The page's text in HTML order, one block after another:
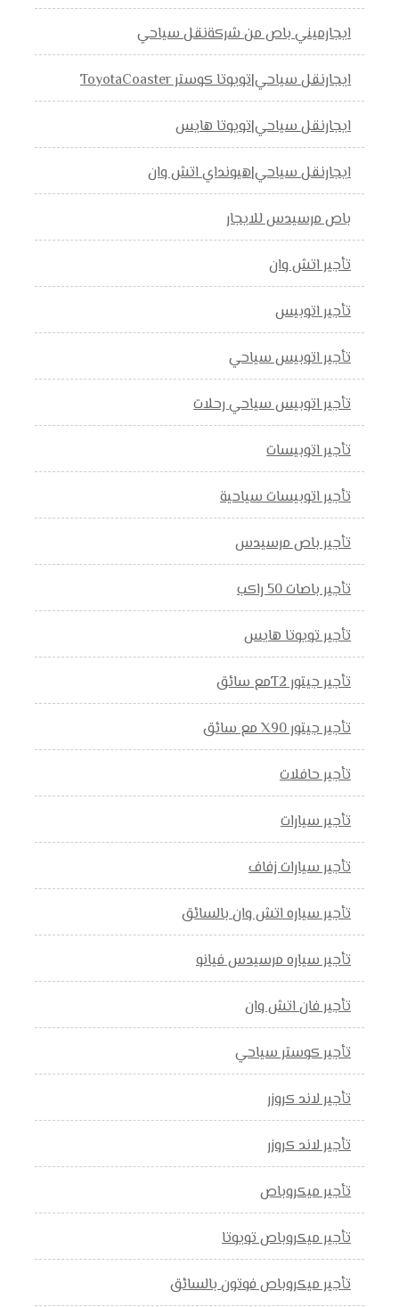
ايجارميني باص من شركةنقل سياحي
ايجارنقل سياحي|تويوتا كوستر ToyotaCoaster
ايجارنقل سياحي|تويوتا هايس
ايجارنقل سياحي|هيونداي اتش وان
باص مرسيدس للايجار
تأجير اتش وان
تأجير اتوبيس
تأجير اتوبيس سياحي
تأجير اتوبيس سياحي رحلات
تأجير اتوبيسات
تأجير اتوبيسات سياحية
تأجير باص مرسيدس
تأجير باصات 50 راكب
تأجير تويوتا هايس
تأجير جيتور T2مع سائق
تأجير جيتور X90 مع سائق
تأجير حافلات
تأجير سيارات
تأجير سيارات زفاف
تأجير سياره اتش وان بالسائق
تأجير سياره مرسيدس فيانو
تأجير فان اتش وان
تأجير كوستر سياحي
تأجير لاند كروزر
تأجير لاند كروزر
تأجير ميكروباص
تأجير ميكروباص تويوتا
تأجير ميكروباص فوتون بالسائق